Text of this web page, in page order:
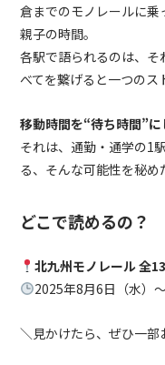
倉までのモノレールに乗
親子の時間。
各駅で語られるのは、
べてを繋げると一つのス
移動時間を“待ち時間”に
それは、通勤・通学の1
る、そんな可能性を秘め
どこで読めるの？
北九州モノレール 全
2025年8月6日（水
＼見かけたら、ぜひ一